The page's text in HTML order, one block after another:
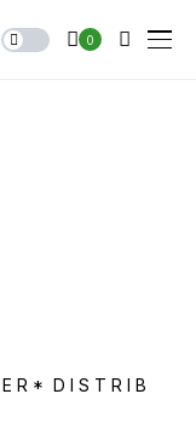
0
R * D I S T R I B